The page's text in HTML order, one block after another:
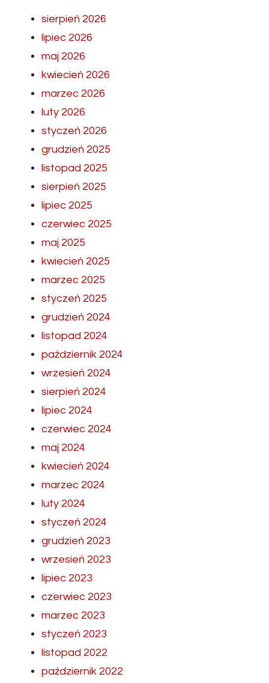
sierpień 2026
lipiec 2026
maj 2026
kwiecień 2026
marzec 2026
luty 2026
styczeń 2026
grudzień 2025
listopad 2025
sierpień 2025
lipiec 2025
czerwiec 2025
maj 2025
kwiecień 2025
marzec 2025
styczeń 2025
grudzień 2024
listopad 2024
październik 2024
wrzesień 2024
sierpień 2024
lipiec 2024
czerwiec 2024
maj 2024
kwiecień 2024
marzec 2024
luty 2024
styczeń 2024
grudzień 2023
wrzesień 2023
lipiec 2023
czerwiec 2023
marzec 2023
styczeń 2023
listopad 2022
październik 2022